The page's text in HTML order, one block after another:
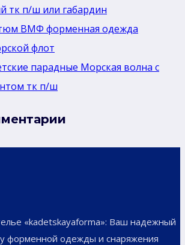
тк п/ш или габардин
ВМФ форменная одежда
флот
парадные Морская волна с
тк п/ш
«kadetskayaforma»: Ваш надежный
форменной одежды и снаряжения